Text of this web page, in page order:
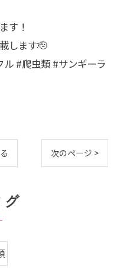
す！
します🫡
#爬虫類 #サンギーラ
次のページ >